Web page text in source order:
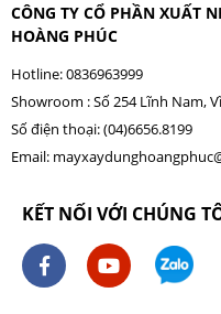
CÔNG TY CỔ PHẦN XUẤT
HOÀNG PHÚC
Hotline: 0836963999
Showroom : Số 254 Lĩnh Nam,
Số điện thoại: (04)6656.8199
Email:
KẾT NỐI VỚI CHÚNG